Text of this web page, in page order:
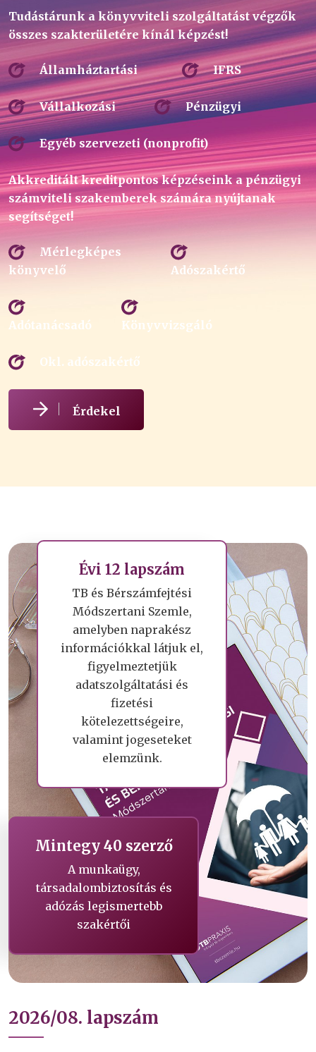
Tudástárunk a könyvviteli szolgáltatást végzők
összes szakterületére kínál képzést!
Államháztartási IFRS
Vállalkozási Pénzügyi
Egyéb szervezeti (nonprofit)
Akkreditált kreditpontos képzéseink a pénzügyi
számviteli szakemberek számára nyújtanak
segítséget!
Mérlegképes
könyvelő
Adószakértő
Adótanácsadó Könyvvizsgáló
Okl. adószakértő
Érdekel
Évi 12 lapszám
TB és Bérszámfejtési
Módszertani Szemle,
amelyben naprakész
információkkal látjuk el,
figyelmeztetjük
adatszolgáltatási és
fizetési
kötelezettségeire,
valamint jogeseteket
elemzünk.
Mintegy 40 szerző
A munkaügy,
társadalombiztosítás és
adózás legismertebb
szakértői
2026/08. lapszám